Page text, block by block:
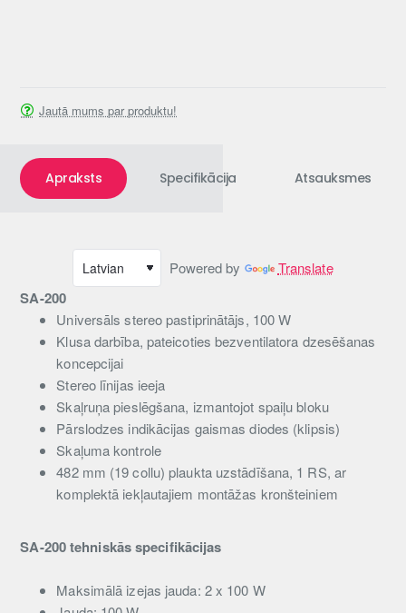
Jautā mums par produktu!
Apraksts Specifikācija Atsauksmes
Powered by Translate
SA-200
Universāls stereo pastiprinātājs, 100 W
Klusa darbība, pateicoties bezventilatora dzesēšanas
koncepcijai
Stereo līnijas ieeja
Skaļruņa pieslēgšana, izmantojot spaiļu bloku
Pārslodzes indikācijas gaismas diodes (klipsis)
Skaļuma kontrole
482 mm (19 collu) plaukta uzstādīšana, 1 RS, ar
komplektā iekļautajiem montāžas kronšteiniem
SA-200 tehniskās specifikācijas
Maksimālā izejas jauda: 2 x 100 W